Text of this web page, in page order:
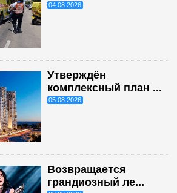
04.08.2026
Утверждён
комплексный план ...
05.08.2026
Возвращается
грандиозный ле...